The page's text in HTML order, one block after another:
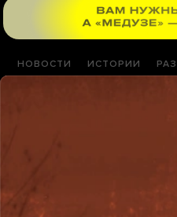
НОВОСТИ ИСТОРИИ